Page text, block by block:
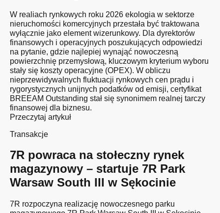
W realiach rynkowych roku 2026 ekologia w sektorze
nieruchomości komercyjnych przestała być traktowana
wyłącznie jako element wizerunkowy. Dla dyrektorów
finansowych i operacyjnych poszukujących odpowiedzi
na pytanie, gdzie najlepiej wynająć nowoczesną
powierzchnię przemysłową, kluczowym kryterium wyboru
stały się koszty operacyjne (OPEX). W obliczu
nieprzewidywalnych fluktuacji rynkowych cen prądu i
rygorystycznych unijnych podatków od emisji, certyfikat
BREEAM Outstanding stał się synonimem realnej tarczy
finansowej dla biznesu.
Przeczytaj artykuł
Transakcje
7R powraca na stołeczny rynek
magazynowy – startuje 7R Park
Warsaw South III w Sękocinie
7R rozpoczyna realizację nowoczesnego parku